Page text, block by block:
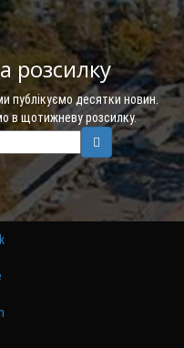
розсилку
публікуємо десятки новин.
в щотижневу розсилку.